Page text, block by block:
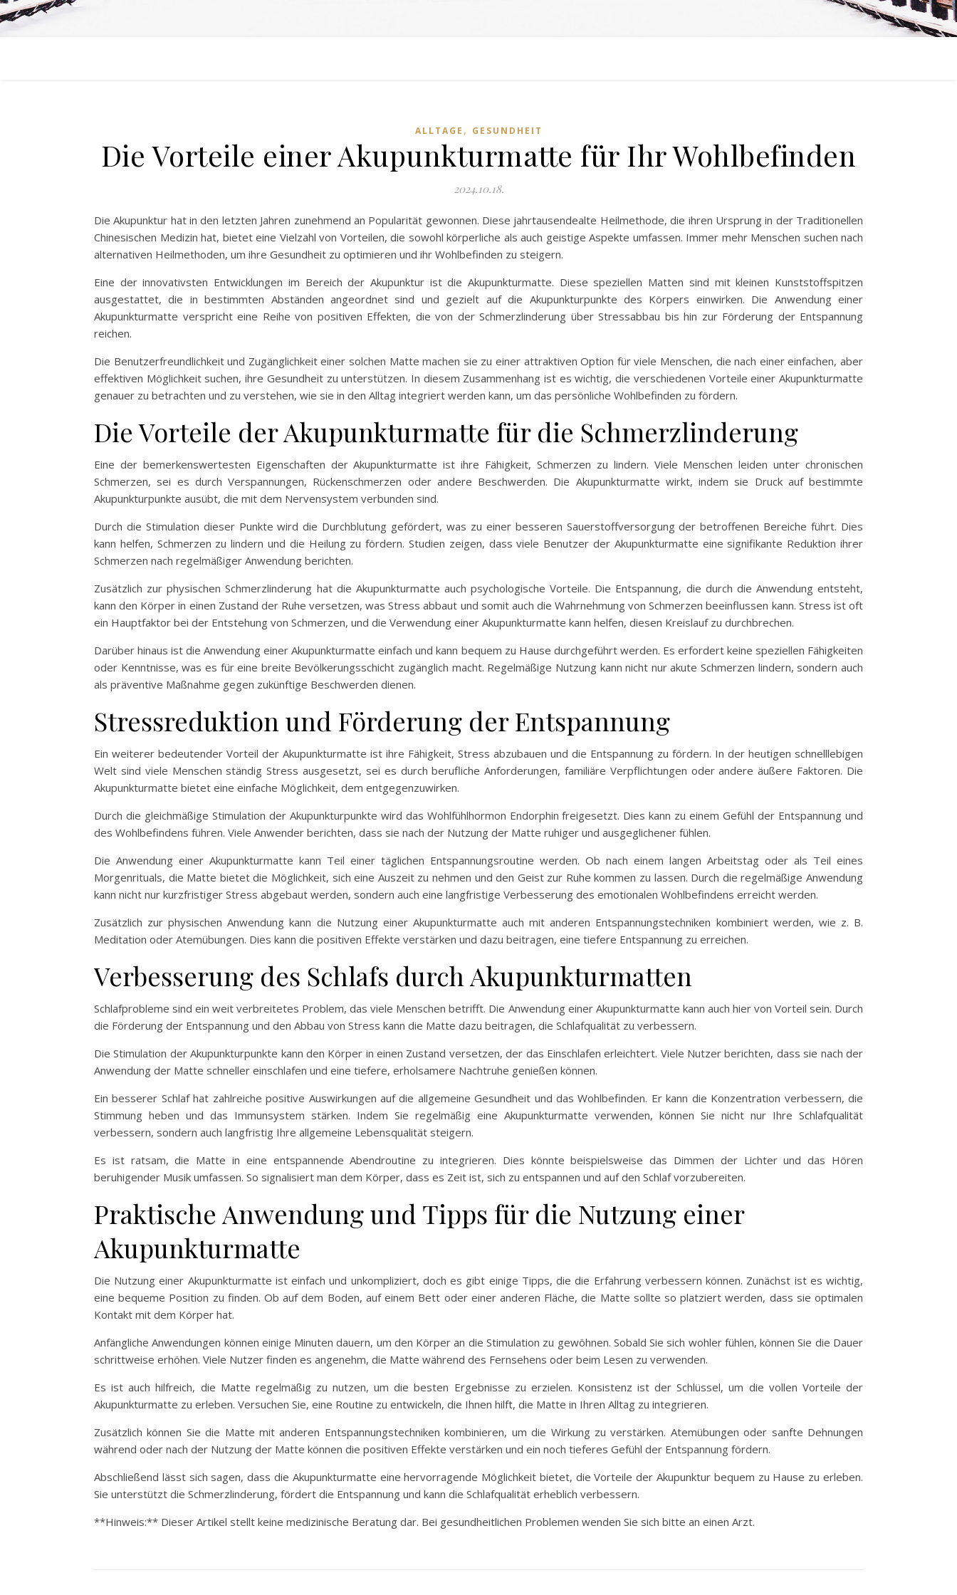
ALLTAGE , GESUNDHEIT
Die Vorteile einer Akupunkturmatte für Ihr Wohlbefinden
2024.10.18.
Die Akupunktur hat in den letzten Jahren zunehmend an Popularität gewonnen. Diese jahrtausendealte Heilmethode, die ihren Ursprung in der Traditionellen
Chinesischen Medizin hat, bietet eine Vielzahl von Vorteilen, die sowohl körperliche als auch geistige Aspekte umfassen. Immer mehr Menschen suchen nach
alternativen Heilmethoden, um ihre Gesundheit zu optimieren und ihr Wohlbefinden zu steigern.
Eine der innovativsten Entwicklungen im Bereich der Akupunktur ist die Akupunkturmatte. Diese speziellen Matten sind mit kleinen Kunststoffspitzen
ausgestattet, die in bestimmten Abständen angeordnet sind und gezielt auf die Akupunkturpunkte des Körpers einwirken. Die Anwendung einer
Akupunkturmatte verspricht eine Reihe von positiven Effekten, die von der Schmerzlinderung über Stressabbau bis hin zur Förderung der Entspannung
reichen.
Die Benutzerfreundlichkeit und Zugänglichkeit einer solchen Matte machen sie zu einer attraktiven Option für viele Menschen, die nach einer einfachen, aber
effektiven Möglichkeit suchen, ihre Gesundheit zu unterstützen. In diesem Zusammenhang ist es wichtig, die verschiedenen Vorteile einer Akupunkturmatte
genauer zu betrachten und zu verstehen, wie sie in den Alltag integriert werden kann, um das persönliche Wohlbefinden zu fördern.
Die Vorteile der Akupunkturmatte für die Schmerzlinderung
Eine der bemerkenswertesten Eigenschaften der Akupunkturmatte ist ihre Fähigkeit, Schmerzen zu lindern. Viele Menschen leiden unter chronischen
Schmerzen, sei es durch Verspannungen, Rückenschmerzen oder andere Beschwerden. Die Akupunkturmatte wirkt, indem sie Druck auf bestimmte
Akupunkturpunkte ausübt, die mit dem Nervensystem verbunden sind.
Durch die Stimulation dieser Punkte wird die Durchblutung gefördert, was zu einer besseren Sauerstoffversorgung der betroffenen Bereiche führt. Dies
kann helfen, Schmerzen zu lindern und die Heilung zu fördern. Studien zeigen, dass viele Benutzer der Akupunkturmatte eine signifikante Reduktion ihrer
Schmerzen nach regelmäßiger Anwendung berichten.
Zusätzlich zur physischen Schmerzlinderung hat die Akupunkturmatte auch psychologische Vorteile. Die Entspannung, die durch die Anwendung entsteht,
kann den Körper in einen Zustand der Ruhe versetzen, was Stress abbaut und somit auch die Wahrnehmung von Schmerzen beeinflussen kann. Stress ist oft
ein Hauptfaktor bei der Entstehung von Schmerzen, und die Verwendung einer Akupunkturmatte kann helfen, diesen Kreislauf zu durchbrechen.
Darüber hinaus ist die Anwendung einer Akupunkturmatte einfach und kann bequem zu Hause durchgeführt werden. Es erfordert keine speziellen Fähigkeiten
oder Kenntnisse, was es für eine breite Bevölkerungsschicht zugänglich macht. Regelmäßige Nutzung kann nicht nur akute Schmerzen lindern, sondern auch
als präventive Maßnahme gegen zukünftige Beschwerden dienen.
Stressreduktion und Förderung der Entspannung
Ein weiterer bedeutender Vorteil der Akupunkturmatte ist ihre Fähigkeit, Stress abzubauen und die Entspannung zu fördern. In der heutigen schnelllebigen
Welt sind viele Menschen ständig Stress ausgesetzt, sei es durch berufliche Anforderungen, familiäre Verpflichtungen oder andere äußere Faktoren. Die
Akupunkturmatte bietet eine einfache Möglichkeit, dem entgegenzuwirken.
Durch die gleichmäßige Stimulation der Akupunkturpunkte wird das Wohlfühlhormon Endorphin freigesetzt. Dies kann zu einem Gefühl der Entspannung und
des Wohlbefindens führen. Viele Anwender berichten, dass sie nach der Nutzung der Matte ruhiger und ausgeglichener fühlen.
Die Anwendung einer Akupunkturmatte kann Teil einer täglichen Entspannungsroutine werden. Ob nach einem langen Arbeitstag oder als Teil eines
Morgenrituals, die Matte bietet die Möglichkeit, sich eine Auszeit zu nehmen und den Geist zur Ruhe kommen zu lassen. Durch die regelmäßige Anwendung
kann nicht nur kurzfristiger Stress abgebaut werden, sondern auch eine langfristige Verbesserung des emotionalen Wohlbefindens erreicht werden.
Zusätzlich zur physischen Anwendung kann die Nutzung einer Akupunkturmatte auch mit anderen Entspannungstechniken kombiniert werden, wie z. B.
Meditation oder Atemübungen. Dies kann die positiven Effekte verstärken und dazu beitragen, eine tiefere Entspannung zu erreichen.
Verbesserung des Schlafs durch Akupunkturmatten
Schlafprobleme sind ein weit verbreitetes Problem, das viele Menschen betrifft. Die Anwendung einer Akupunkturmatte kann auch hier von Vorteil sein. Durch
die Förderung der Entspannung und den Abbau von Stress kann die Matte dazu beitragen, die Schlafqualität zu verbessern.
Die Stimulation der Akupunkturpunkte kann den Körper in einen Zustand versetzen, der das Einschlafen erleichtert. Viele Nutzer berichten, dass sie nach der
Anwendung der Matte schneller einschlafen und eine tiefere, erholsamere Nachtruhe genießen können.
Ein besserer Schlaf hat zahlreiche positive Auswirkungen auf die allgemeine Gesundheit und das Wohlbefinden. Er kann die Konzentration verbessern, die
Stimmung heben und das Immunsystem stärken. Indem Sie regelmäßig eine Akupunkturmatte verwenden, können Sie nicht nur Ihre Schlafqualität
verbessern, sondern auch langfristig Ihre allgemeine Lebensqualität steigern.
Es ist ratsam, die Matte in eine entspannende Abendroutine zu integrieren. Dies könnte beispielsweise das Dimmen der Lichter und das Hören
beruhigender Musik umfassen. So signalisiert man dem Körper, dass es Zeit ist, sich zu entspannen und auf den Schlaf vorzubereiten.
Praktische Anwendung und Tipps für die Nutzung einer
Akupunkturmatte
Die Nutzung einer Akupunkturmatte ist einfach und unkompliziert, doch es gibt einige Tipps, die die Erfahrung verbessern können. Zunächst ist es wichtig,
eine bequeme Position zu finden. Ob auf dem Boden, auf einem Bett oder einer anderen Fläche, die Matte sollte so platziert werden, dass sie optimalen
Kontakt mit dem Körper hat.
Anfängliche Anwendungen können einige Minuten dauern, um den Körper an die Stimulation zu gewöhnen. Sobald Sie sich wohler fühlen, können Sie die Dauer
schrittweise erhöhen. Viele Nutzer finden es angenehm, die Matte während des Fernsehens oder beim Lesen zu verwenden.
Es ist auch hilfreich, die Matte regelmäßig zu nutzen, um die besten Ergebnisse zu erzielen. Konsistenz ist der Schlüssel, um die vollen Vorteile der
Akupunkturmatte zu erleben. Versuchen Sie, eine Routine zu entwickeln, die Ihnen hilft, die Matte in Ihren Alltag zu integrieren.
Zusätzlich können Sie die Matte mit anderen Entspannungstechniken kombinieren, um die Wirkung zu verstärken. Atemübungen oder sanfte Dehnungen
während oder nach der Nutzung der Matte können die positiven Effekte verstärken und ein noch tieferes Gefühl der Entspannung fördern.
Abschließend lässt sich sagen, dass die Akupunkturmatte eine hervorragende Möglichkeit bietet, die Vorteile der Akupunktur bequem zu Hause zu erleben.
Sie unterstützt die Schmerzlinderung, fördert die Entspannung und kann die Schlafqualität erheblich verbessern.
**Hinweis:** Dieser Artikel stellt keine medizinische Beratung dar. Bei gesundheitlichen Problemen wenden Sie sich bitte an einen Arzt.